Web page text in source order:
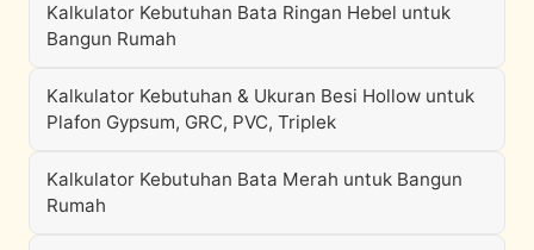
Kalkulator Kebutuhan Bata Ringan Hebel untuk
Bangun Rumah
Kalkulator Kebutuhan & Ukuran Besi Hollow untuk
Plafon Gypsum, GRC, PVC, Triplek
Kalkulator Kebutuhan Bata Merah untuk Bangun
Rumah